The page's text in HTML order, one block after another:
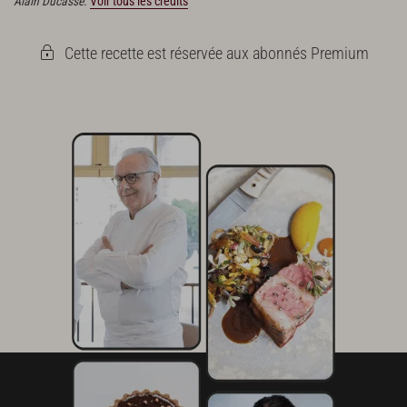
Cette recette est réservée aux abonnés Premium